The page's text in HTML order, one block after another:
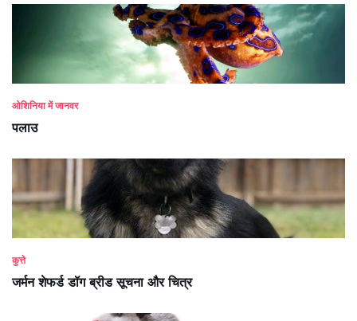
ओशिनिया में जानवर
पलाउ
कुत्ते
जर्मन शेफर्ड डॉग ब्रीड सूचना और चित्र